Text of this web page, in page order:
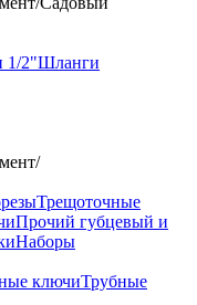
1/2"Шланги
/
Трещоточные
Прочий губцевый и
Наборы
ключиТрубные